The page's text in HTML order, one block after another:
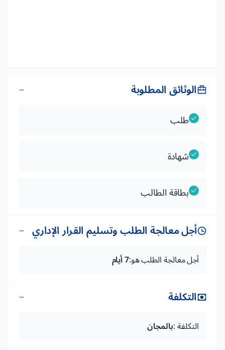
الوثائق المطلوبة
طلب
شهادة
بطاقة الطالب
أجل معالجة الطلب وتسليم القرار الإداري
أجل معالجة الطلب هو:7 أيام
التكلفة
التكلفة :بالمجان